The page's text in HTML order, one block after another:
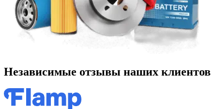
Независимые отзывы наших клиентов